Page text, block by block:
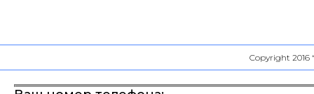
Copyright 2016